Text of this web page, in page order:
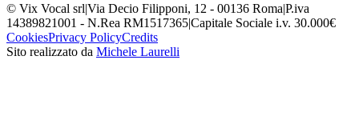
© Vix Vocal srl|Via Decio Filipponi, 12 - 00136 Roma|P.iva
14389821001 - N.Rea RM1517365|Capitale Sociale i.v. 30.000€
CookiesPrivacy PolicyCredits
Sito realizzato da Michele Laurelli